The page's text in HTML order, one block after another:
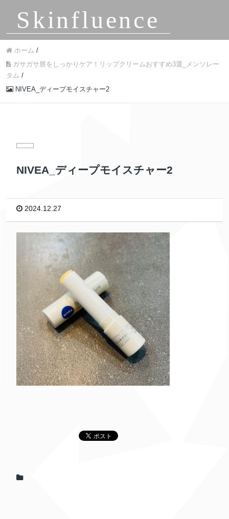
Skinfluence
ホーム /
ガサガサ唇をしっかりケア！リップクリームおすすめ3選_メンソレー
タム /
NIVEA_ディープモイスチャー2
NIVEA_ディープモイスチャー2
2024.12.27